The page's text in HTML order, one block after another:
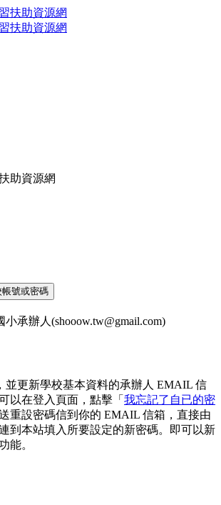
助資源網
號或密碼
承辦人(shooow.tw@gmail.com)
並更新學校基本資料的承辦人 EMAIL 信
以在登入頁面，點擊「 我忘記了自已的密
重設密碼信到你的 EMAIL 信箱，直接由
到本站填入所要設定的新密碼。即可以新
能。